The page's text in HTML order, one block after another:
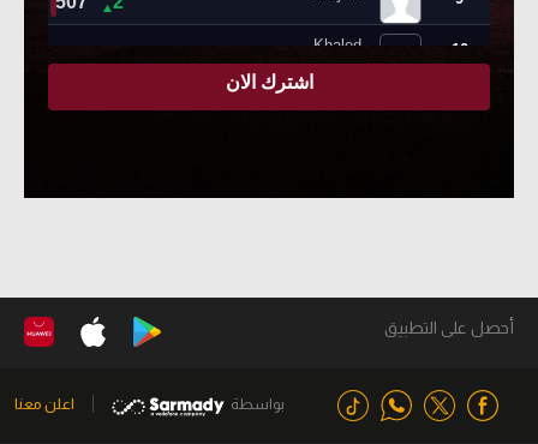
أحصل على التطبيق
بواسطة اعلن معنا